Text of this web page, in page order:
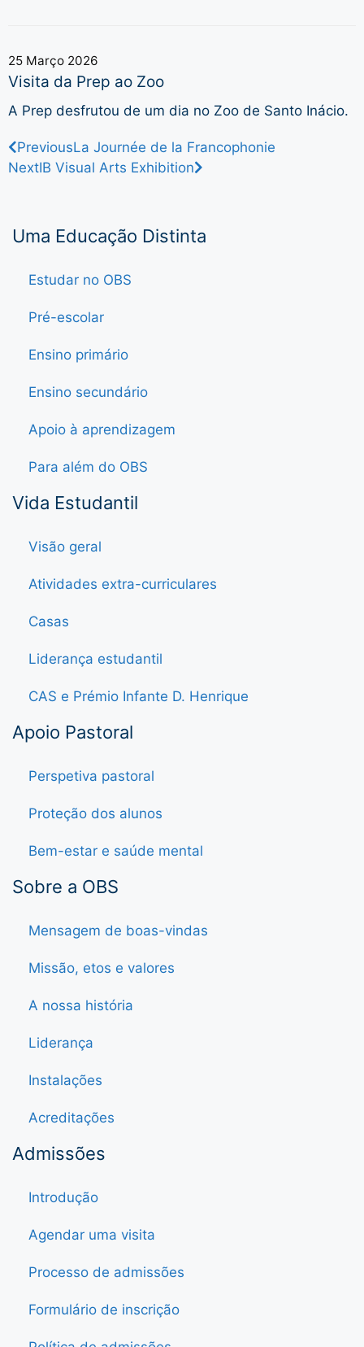
25 Março 2026
Visita da Prep ao Zoo
A Prep desfrutou de um dia no Zoo de Santo Inácio.
PreviousLa Journée de la Francophonie
NextIB Visual Arts Exhibition
Uma Educação Distinta
Estudar no OBS
Pré-escolar
Ensino primário
Ensino secundário
Apoio à aprendizagem
Para além do OBS
Vida Estudantil
Visão geral
Atividades extra-curriculares
Casas
Liderança estudantil
CAS e Prémio Infante D. Henrique
Apoio Pastoral
Perspetiva pastoral
Proteção dos alunos
Bem-estar e saúde mental
Sobre a OBS
Mensagem de boas-vindas
Missão, etos e valores
A nossa história
Liderança
Instalações
Acreditações
Admissões
Introdução
Agendar uma visita
Processo de admissões
Formulário de inscrição